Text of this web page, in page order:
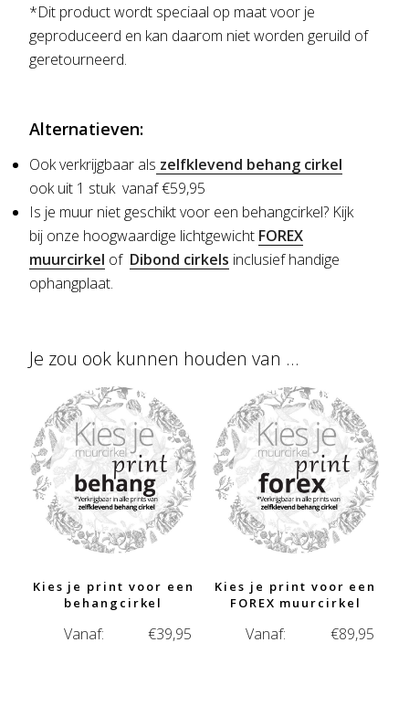
*Dit product wordt speciaal op maat voor je
geproduceerd en kan daarom niet worden geruild of
geretourneerd.
Alternatieven:
Ook verkrijgbaar als zelfklevend behang cirkel
ook uit 1 stuk vanaf €59,95
Is je muur niet geschikt voor een behangcirkel? Kijk
bij onze hoogwaardige lichtgewicht FOREX
muurcirkel of Dibond cirkels inclusief handige
ophangplaat.
Je zou ook kunnen houden van …
Kies je print voor een
behangcirkel
Vanaf: €39,95
Kies je print voor een
FOREX muurcirkel
Vanaf: €89,95